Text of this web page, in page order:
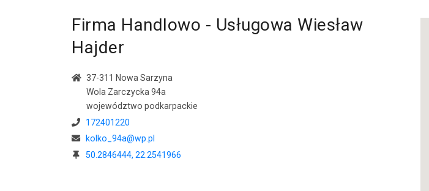
Firma Handlowo - Usługowa Wiesław
Hajder
37-311 Nowa Sarzyna
Wola Zarczycka 94a
województwo podkarpackie
172401220
kolko_94a@wp.pl
50.2846444, 22.2541966